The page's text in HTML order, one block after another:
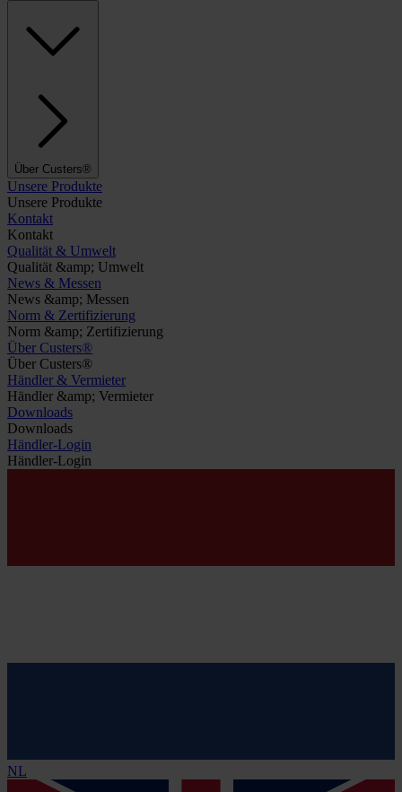
Über Custers®
Unsere Produkte
Unsere Produkte
Kontakt
Kontakt
Qualität & Umwelt
Qualität &amp; Umwelt
News & Messen
News &amp; Messen
Norm & Zertifizierung
Norm &amp; Zertifizierung
Über Custers®
Über Custers®
Händler & Vermieter
Händler &amp; Vermieter
Downloads
Downloads
Händler-Login
Händler-Login
NL